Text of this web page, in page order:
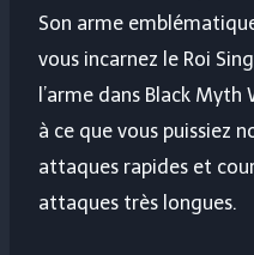
Son arme
vous incarnez le Roi
l’arme dans Black
à ce que vous puissiez
attaques rapides et
attaques très longues.